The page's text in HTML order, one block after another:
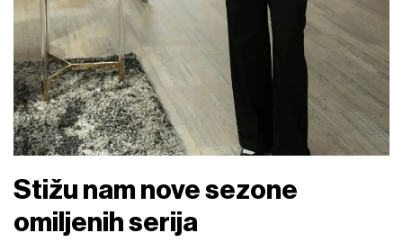
Stižu nam nove sezone
omiljenih serija